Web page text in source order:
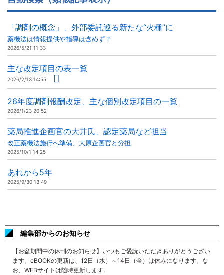
「調剤の概念」、外部委託巡る新たな“火種”に
薬機法は情報提供や指導は含めず？
2026/5/21 11:33
主な改定項目の表一覧
2026/2/13 14:55
26年度調剤報酬改定、主な個別改定項目の一覧
2026/1/23 20:52
薬局推進企画官の大井氏、認定薬局など担当
改正薬機法施行へ準備、大原企画官と分担
2025/10/1 14:25
あれから5年
2025/9/30 13:49
編集部からのお知らせ
【お盆期間中の休刊のお知らせ】いつもご愛読いただきありがとうござい
ます。eBOOKの更新は、12日（水）～14日（金）は休みになります。な
お、WEBサイトは随時更新します。